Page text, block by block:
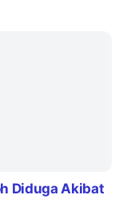
Diduga Akibat